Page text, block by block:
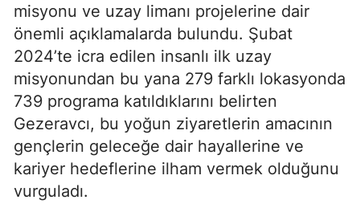
misyonu ve uzay limanı projelerine dair
önemli açıklamalarda bulundu. Şubat
2024’te icra edilen insanlı ilk uzay
misyonundan bu yana 279 farklı lokasyonda
739 programa katıldıklarını belirten
Gezeravcı, bu yoğun ziyaretlerin amacının
gençlerin geleceğe dair hayallerine ve
kariyer hedeflerine ilham vermek olduğunu
vurguladı.